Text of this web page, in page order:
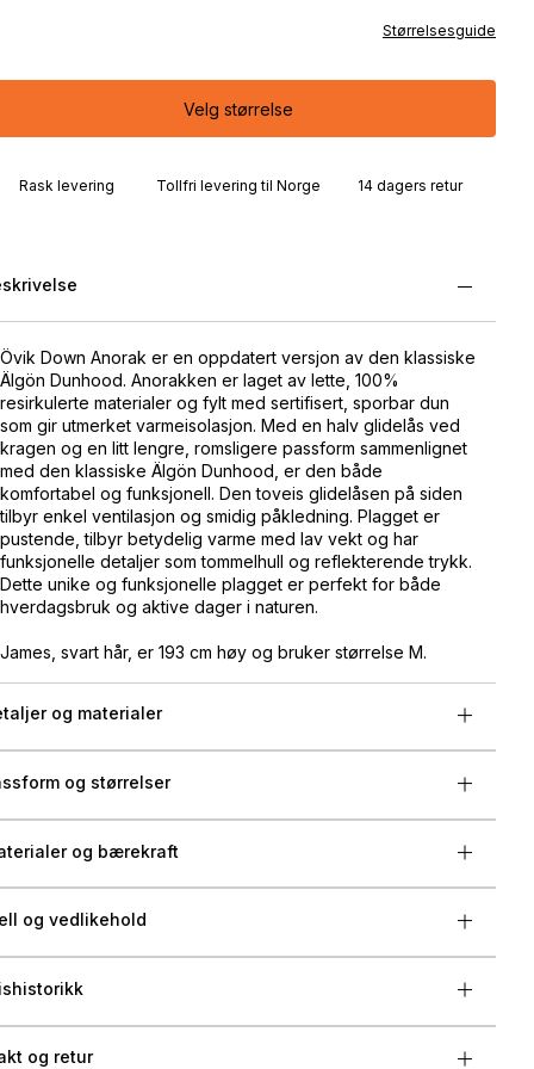
Størrelsesguide
Velg størrelse
Rask levering Tollfri levering til Norge 14 dagers retur
Övik Down Anorak er en oppdatert versjon av den klassiske
Älgön Dunhood. Anorakken er laget av lette, 100%
resirkulerte materialer og fylt med sertifisert, sporbar dun
som gir utmerket varmeisolasjon. Med en halv glidelås ved
kragen og en litt lengre, romsligere passform sammenlignet
med den klassiske Älgön Dunhood, er den både
komfortabel og funksjonell. Den toveis glidelåsen på siden
tilbyr enkel ventilasjon og smidig påkledning. Plagget er
pustende, tilbyr betydelig varme med lav vekt og har
funksjonelle detaljer som tommelhull og reflekterende trykk.
Dette unike og funksjonelle plagget er perfekt for både
hverdagsbruk og aktive dager i naturen.
James, svart hår, er 193 cm høy og bruker størrelse M.
og materialer
og størrelser
og bærekraft
og vedlikehold
og retur